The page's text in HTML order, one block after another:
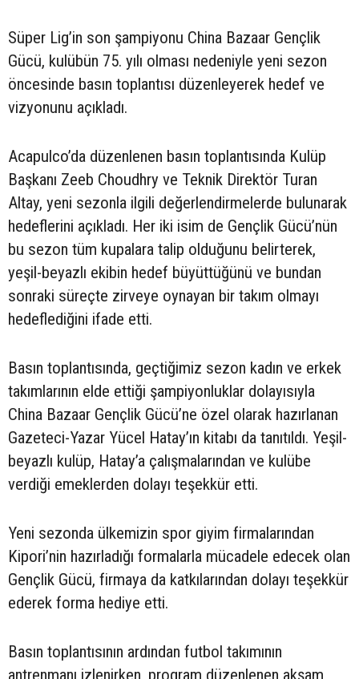
Süper Lig’in son şampiyonu China Bazaar Gençlik
Gücü, kulübün 75. yılı olması nedeniyle yeni sezon
öncesinde basın toplantısı düzenleyerek hedef ve
vizyonunu açıkladı.
Acapulco’da düzenlenen basın toplantısında Kulüp
Başkanı Zeeb Choudhry ve Teknik Direktör Turan
Altay, yeni sezonla ilgili değerlendirmelerde bulunarak
hedeflerini açıkladı. Her iki isim de Gençlik Gücü’nün
bu sezon tüm kupalara talip olduğunu belirterek,
yeşil-beyazlı ekibin hedef büyüttüğünü ve bundan
sonraki süreçte zirveye oynayan bir takım olmayı
hedeflediğini ifade etti.
Basın toplantısında, geçtiğimiz sezon kadın ve erkek
takımlarının elde ettiği şampiyonluklar dolayısıyla
China Bazaar Gençlik Gücü’ne özel olarak hazırlanan
Gazeteci-Yazar Yücel Hatay’ın kitabı da tanıtıldı. Yeşil-
beyazlı kulüp, Hatay’a çalışmalarından ve kulübe
verdiği emeklerden dolayı teşekkür etti.
Yeni sezonda ülkemizin spor giyim firmalarından
Kipori’nin hazırladığı formalarla mücadele edecek olan
Gençlik Gücü, firmaya da katkılarından dolayı teşekkür
ederek forma hediye etti.
Basın toplantısının ardından futbol takımının
antrenmanı izlenirken, program düzenlenen akşam